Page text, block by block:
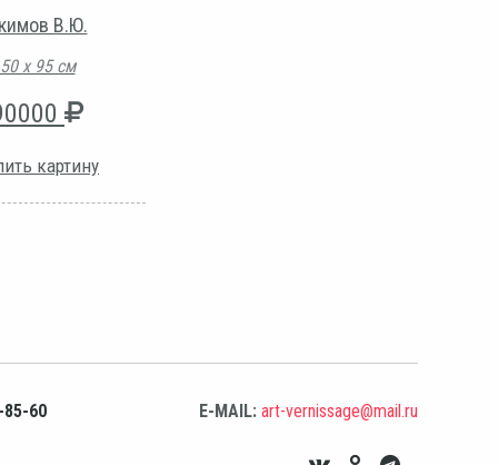
В.Ю.
50 х 95 см
картину
85-60 E-MAIL: art-vernissage@mail.ru